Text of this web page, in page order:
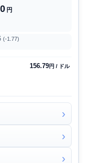
円
(-1.77)
156.79円 / ドル